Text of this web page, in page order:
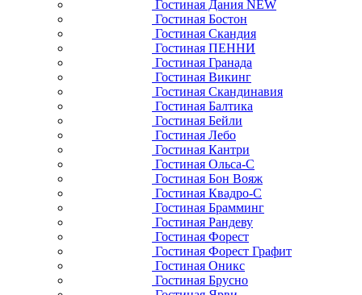
Гостиная Дания NEW
Гостиная Бостон
Гостиная Скандия
Гостиная ПЕННИ
Гостиная Гранада
Гостиная Викинг
Гостиная Скандинавия
Гостиная Балтика
Гостиная Бейли
Гостиная Лебо
Гостиная Кантри
Гостиная Ольса-С
Гостиная Бон Вояж
Гостиная Квадро-С
Гостиная Брамминг
Гостиная Рандеву
Гостиная Форест
Гостиная Форест Графит
Гостиная Оникс
Гостиная Брусно